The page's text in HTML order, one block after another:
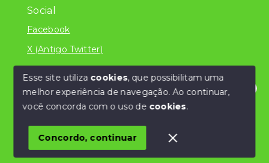
Olá! Estamos disponíveis para te ajudar.
Social
Facebook
X (Antigo Twitter)
© Copyright 2026 - Literatura Imóveis Ltda - ME
/CNPJ 24.839.034/0001-32 - Todos os direitos
SITE PARA IMOBILIARIA
Esse site utiliza cookies, que possibilitam uma
melhor experiência de navegação.Ao continuar,
você concorda com o uso de cookies.
Concordo, continuar